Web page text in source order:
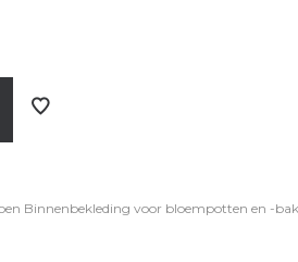
Binnenbekleding voor bloempotten en -